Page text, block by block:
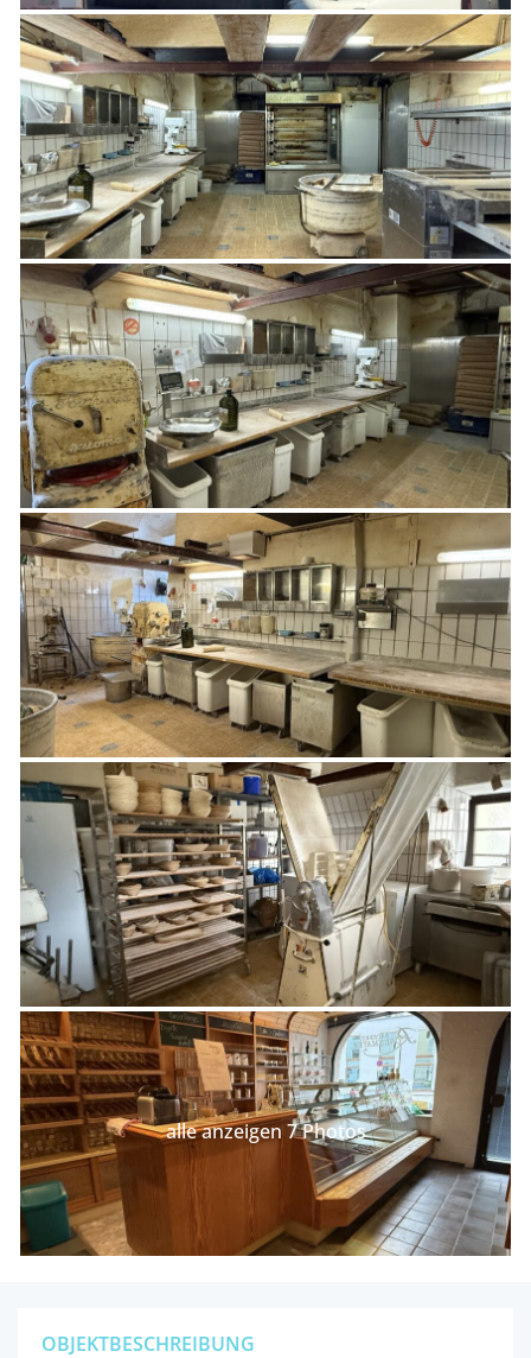
alle anzeigen 7 Photos
OBJEKTBESCHREIBUNG